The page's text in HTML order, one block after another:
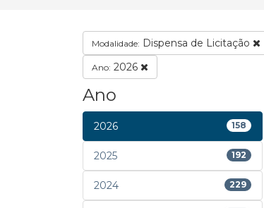
Modalidade: Dispensa de Licitação
Ano: 2026
Ano
2026 158
2025 192
2024 229